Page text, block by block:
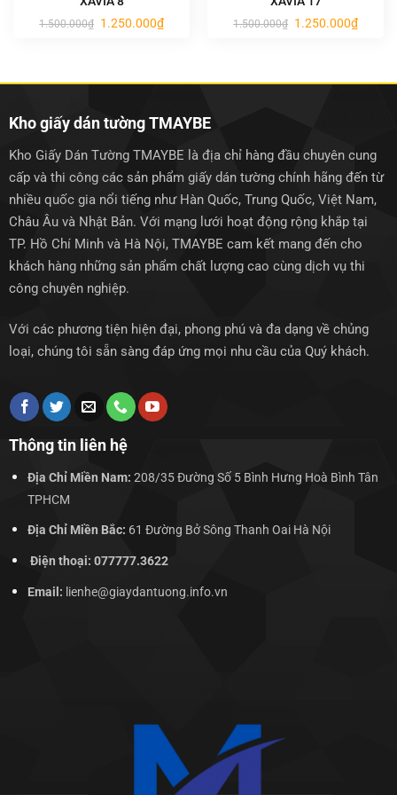
1.500.000₫ Giá
1.250.000₫Giá
hiện
1.500.000₫ Giá
1.250.000₫Giá
hiện
Kho giấy dán tường TMAYBE
Kho Giấy Dán Tường TMAYBE là địa chỉ hàng đầu chuyên cung
cấp và thi công các sản phẩm giấy dán tường chính hãng đến từ
nhiều quốc gia nổi tiếng như Hàn Quốc, Trung Quốc, Việt Nam,
Châu Âu và Nhật Bản. Với mạng lưới hoạt động rộng khắp tại
TP. Hồ Chí Minh và Hà Nội, TMAYBE cam kết mang đến cho
khách hàng những sản phẩm chất lượng cao cùng dịch vụ thi
công chuyên nghiệp.
Với các phương tiện hiện đại, phong phú và đa dạng về chủng
loại, chúng tôi sẵn sàng đáp ứng mọi nhu cầu của Quý khách.
Thông tin liên hệ
Địa Chỉ Miền Nam: 208/35 Đường Số 5 Bình Hưng Hoà Bình Tân
TPHCM
Địa Chỉ Miền Bắc: 61 Đường Bở Sông Thanh Oai Hà Nội
Điện thoại: 077777.3622
Email: lienhe@giaydantuong.info.vn